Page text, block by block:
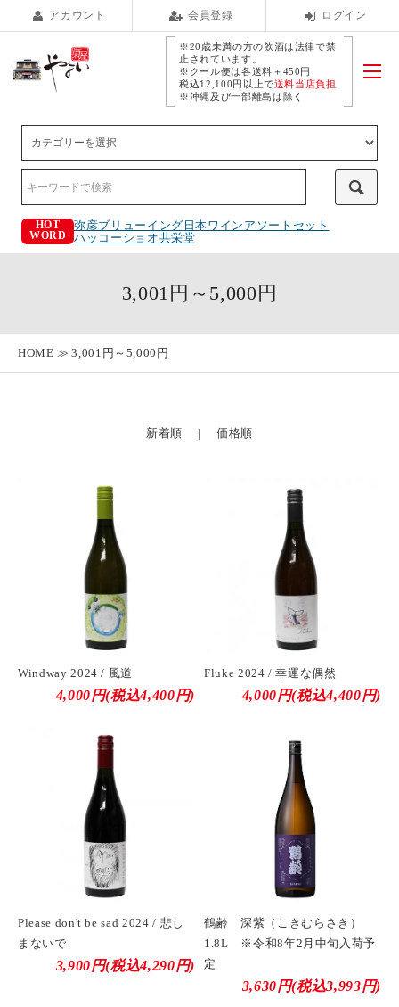
アカウント 会員登録 ログイン
※20歳未満の方の飲酒は法律で禁
止されています。
※クール便は各送料＋450円
税込12,100円以上で送料当店負担
※沖縄及び一部離島は除く
HOT
WORD
弥彦ブリューイング 日本ワインアソートセット
ハッコーショオ共栄堂
3,001円～5,000円
HOME 3,001円～5,000円
新着順 |価格順
Windway 2024 / 風道
4,000円(税込4,400円)
Fluke 2024 / 幸運な偶然
4,000円(税込4,400円)
Please don't be sad 2024 / 悲し
まないで
3,900円(税込4,290円)
鶴齢 深紫（こきむらさき）
1.8L ※令和8年2月中旬入荷予
定
3,630円(税込3,993円)